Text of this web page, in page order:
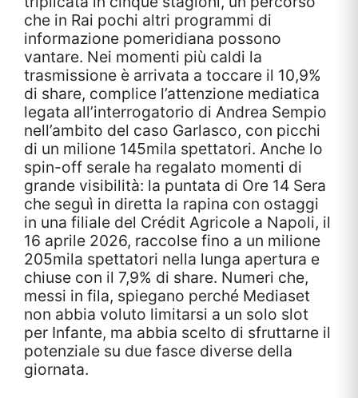
che in Rai pochi altri programmi di
informazione pomeridiana possono
vantare. Nei momenti più caldi la
trasmissione è arrivata a toccare il 10,9%
di share, complice l’attenzione mediatica
legata all’interrogatorio di Andrea Sempio
nell’ambito del caso Garlasco, con picchi
di un milione 145mila spettatori. Anche lo
spin-off serale ha regalato momenti di
grande visibilità: la puntata di Ore 14 Sera
che seguì in diretta la rapina con ostaggi
in una filiale del Crédit Agricole a Napoli, il
16 aprile 2026, raccolse fino a un milione
205mila spettatori nella lunga apertura e
chiuse con il 7,9% di share. Numeri che,
messi in fila, spiegano perché Mediaset
non abbia voluto limitarsi a un solo slot
per Infante, ma abbia scelto di sfruttarne il
potenziale su due fasce diverse della
giornata.